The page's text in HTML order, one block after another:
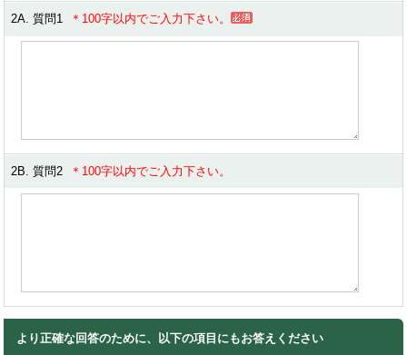
2A. 質問1 ＊100字以内でご入力下さい。
2B. 質問2 ＊100字以内でご入力下さい。
より正確な回答のために、以下の項目にもお答えください